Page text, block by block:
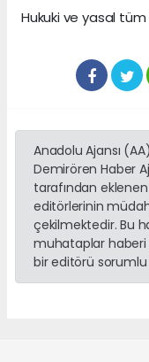
Hukuki ve yasal tüm
Anadolu Ajansı
Demirören Haber
tarafından
editörlerinin
çekilmektedir. Bu
muhataplar haberi
bir editörü